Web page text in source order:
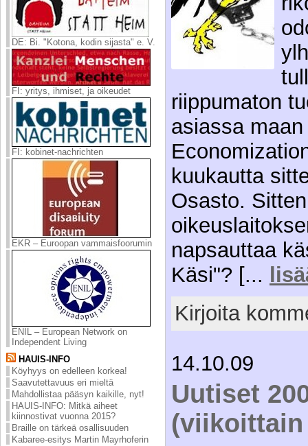
DE: Bi. "Kotona, kodin sijasta" e. V.
FI: yritys, ihmiset, ja oikeudet
FI: kobinet-nachrichten
EKR – Euroopan vammaisfoorumin
ENIL – European Network on
Independent Living
HAUIS-INFO
Köyhyys on edelleen korkea!
Saavutettavuus eri mieltä
Mahdollistaa pääsyn kaikille, nyt!
HAUIS-INFO: Mitkä aiheet
kiinnostivat vuonna 2015?
Braille on tärkeä osallisuuden
Kabaree-esitys Martin Mayrhoferin
riippumaton
asiassa
kuukautta
Osasto.
napsauttaa
Käsi"? [...
Kirjoita
14.10.09
Uutiset